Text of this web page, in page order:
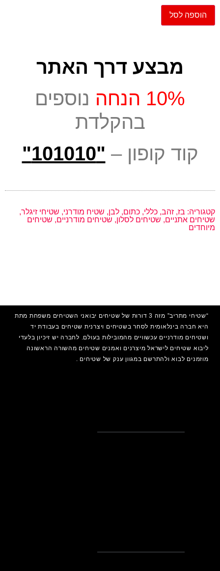
הוספה לסל
מבצע דרך האתר
10% הנחה
נוספים
בהקלדת
קוד קופון – "101010"
קטגוריה: בז, זהב, כללי, כתום, לבן, שטיח מודרני, שטיחי זיגלר,
שטיחים אתניים, שטיחים לסלון, שטיחים מודרניים, שטיחים
מיוחדים
“שטיחי מתריב” מזה 3 דורות של שטיחים יבואני השטיחים משפחת מתת
היא חברה בינלאומית לסחר בשטיחים ויצרנית שטיחים בעבודת יד
ושטיחים מודרניים עכשוויים מהמובילות בעולם. לחברה יש זיכיון בלעדי
ליבוא שטיחים לישראל מיצרנים ואמנים שטיחים מהשורה הראשונה
מוזמנים לבוא ולהתרשם במגוון ענק של שטיחים .